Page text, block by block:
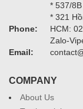
* 537/
* 321
Phone:
HCM:
Zalo-
Email:
COMPANY
About Us